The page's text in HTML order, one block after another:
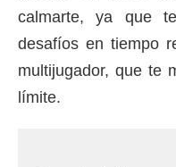
calmarte, ya que
desafíos en tiempo
multijugador, que te
límite.